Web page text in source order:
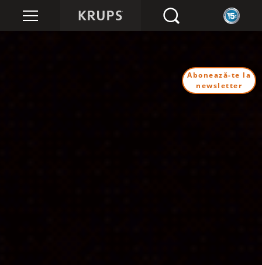
Abonează-te la
newsletter